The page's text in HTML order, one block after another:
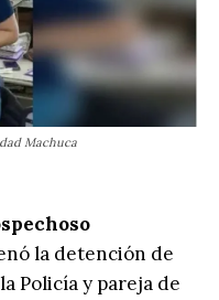
Machuca
la detención de
Policía y pareja de